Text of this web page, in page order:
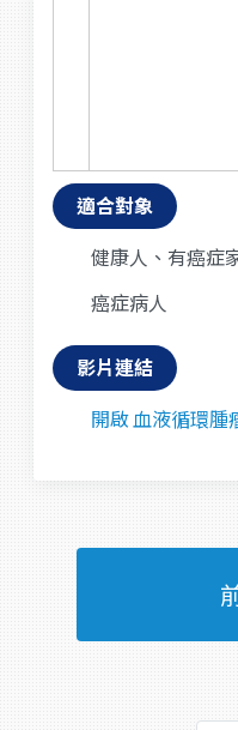
適合對象
健康人、有癌症
癌症病人
影片連結
開啟 血液循環腫